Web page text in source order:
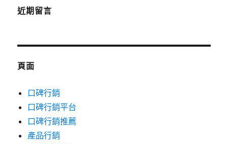
近期留言
頁面
口碑行銷
口碑行銷平台
口碑行銷推薦
產品行銷